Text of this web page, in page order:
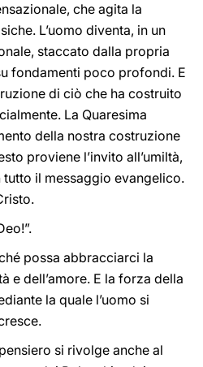
che agita la
L’uomo diventa, in un
staccato dalla propria
fondamenti poco profondi. E
di ciò che ha costruito
La Quaresima
della nostra costruzione
proviene l’invito all’umiltà,
il messaggio evangelico.
possa abbracciarci la
e dell’amore. E la forza della
la quale l’uomo si
si rivolge anche al